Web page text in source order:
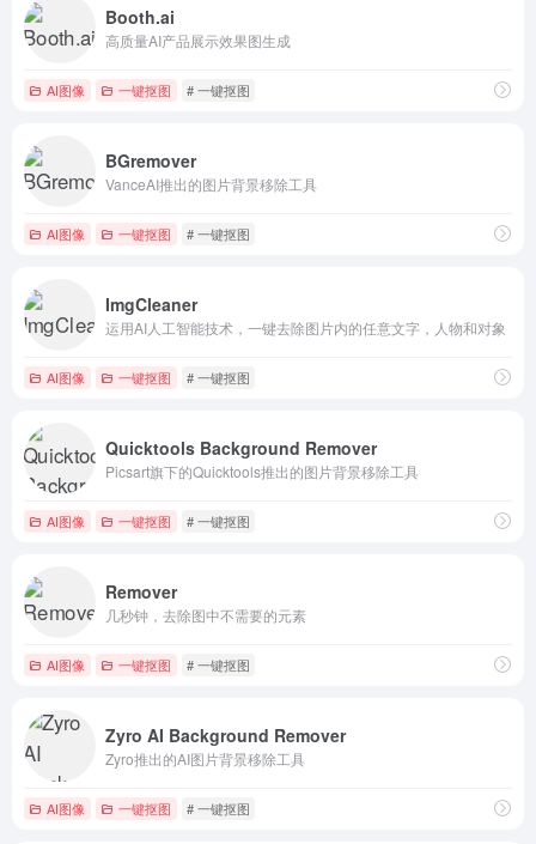
Booth.ai
高质量AI产品展示效果图生成
AI图像 一键抠图 # 一键抠图
BGremover
VanceAI推出的图片背景移除工具
AI图像 一键抠图 # 一键抠图
ImgCleaner
运用AI人工智能技术，一键去除图片内的任意文字，人物和对象
AI图像 一键抠图 # 一键抠图
Quicktools Background Remover
Picsart旗下的Quicktools推出的图片背景移除工具
AI图像 一键抠图 # 一键抠图
Remover
几秒钟，去除图中不需要的元素
AI图像 一键抠图 # 一键抠图
Zyro AI Background Remover
Zyro推出的AI图片背景移除工具
AI图像 一键抠图 # 一键抠图